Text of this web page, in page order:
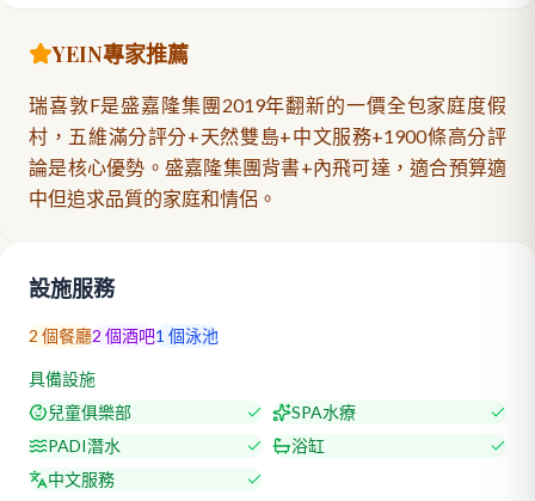
YEIN專家推薦
瑞喜敦F是盛嘉隆集團2019年翻新的一價全包家庭度假
村，五維滿分評分+天然雙島+中文服務+1900條高分評
論是核心優勢。盛嘉隆集團背書+內飛可達，適合預算適
中但追求品質的家庭和情侶。
設施服務
2 個餐廳2 個酒吧1 個泳池
具備設施
兒童俱樂部
SPA水療
PADI潛水
浴缸
中文服務